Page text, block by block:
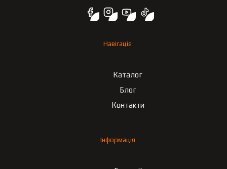
Навігація
Каталог
Блог
Контакти
Інформація